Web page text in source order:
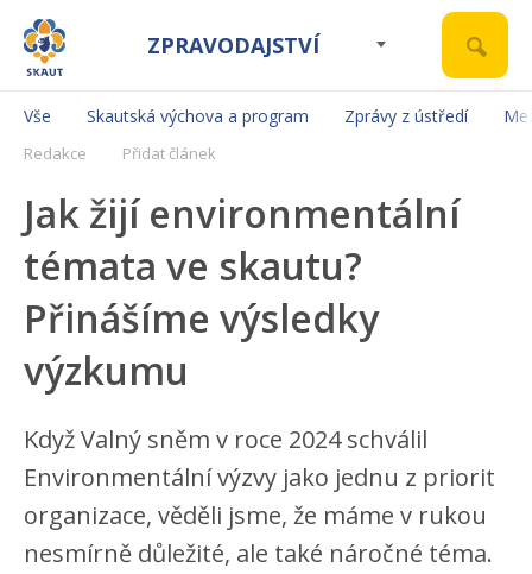
ZPRAVODAJSTVÍ
Vše Skautská výchova a program Zprávy z ústředí
Redakce Přidat článek
Jak žijí environmentální
témata ve skautu?
Přinášíme výsledky
výzkumu
Když Valný sněm v roce 2024 schválil
Environmentální výzvy jako jednu z priorit
organizace, věděli jsme, že máme v rukou
nesmírně důležité, ale také náročné téma.